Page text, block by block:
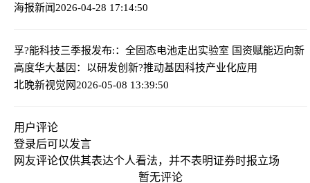
海报新闻2026-04-28 17:14:50
孚?能科技三季报发布:：全固态电池走出实验室 国资赋能迈向新
高度华大基因：以研发创新?推动基因科技产业化应用
北晚新视觉网2026-05-08 13:39:50
用户评论
登录后可以发言
网友评论仅供其表达个人看法，并不表明证券时报立场
暂无评论